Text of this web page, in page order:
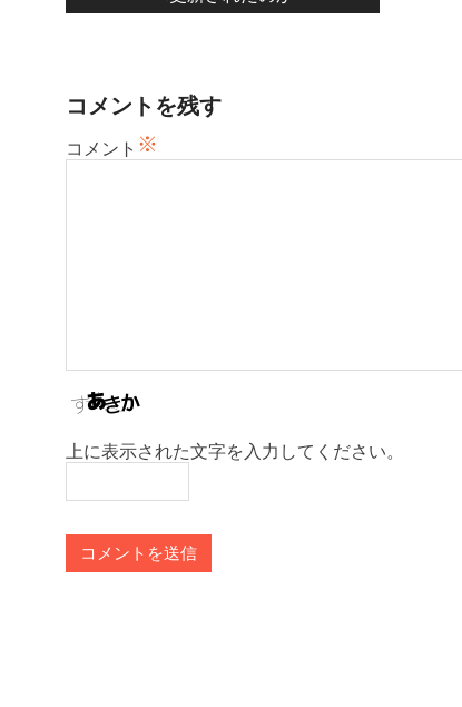
ビ
シ
ン
コメントを残す
コメント ※
上に表示された文字を入力してください。